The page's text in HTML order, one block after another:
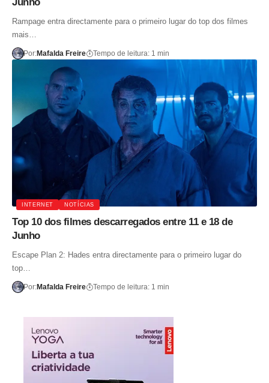
Junho
Rampage entra directamente para o primeiro lugar do top dos filmes
mais…
Por:Mafalda Freire Tempo de leitura: 1 min
INTERNET NOTÍCIAS
Top 10 dos filmes descarregados entre 11 e 18 de
Junho
Escape Plan 2: Hades entra directamente para o primeiro lugar do
top…
Por:Mafalda Freire Tempo de leitura: 1 min